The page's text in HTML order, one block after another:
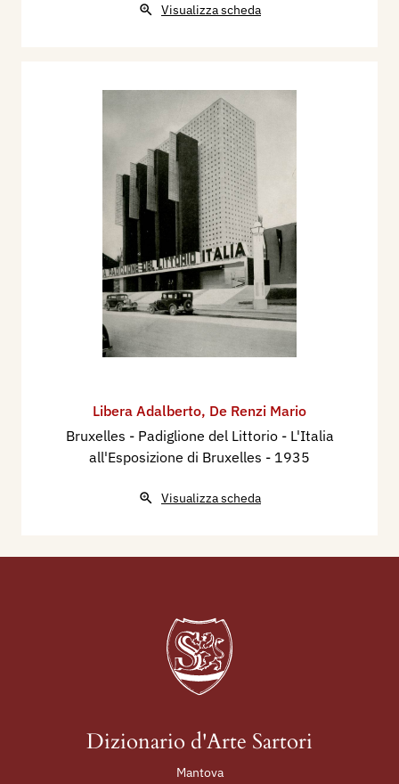
Visualizza scheda
Libera Adalberto, De Renzi Mario
Bruxelles - Padiglione del Littorio - L'Italia
all'Esposizione di Bruxelles - 1935
Visualizza scheda
Dizionario d'Arte Sartori
Mantova